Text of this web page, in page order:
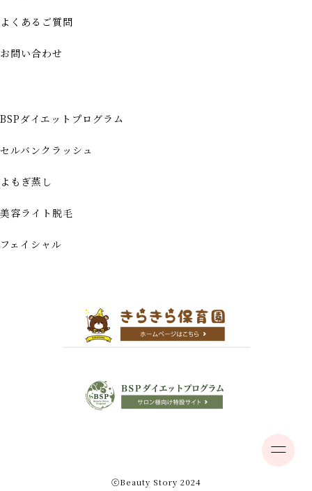
よくあるご質問
お問い合わせ
BSPダイエットプログラム
セルバンクラッシュ
よもぎ蒸し
美容ライト脱毛
フェイシャル
ⓒBeauty Story 2024